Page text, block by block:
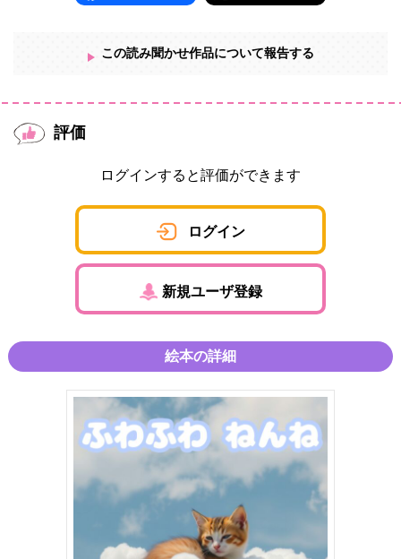
この読み聞かせ作品について報告する
評価
ログインすると評価ができます
ログイン
新規ユーザ登録
絵本の詳細